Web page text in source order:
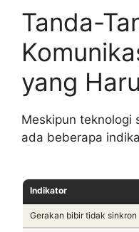
Tanda-
yang
Meskipun teknologi
ada beberapa
Indikator
Gerakan bibir tidak sinkron